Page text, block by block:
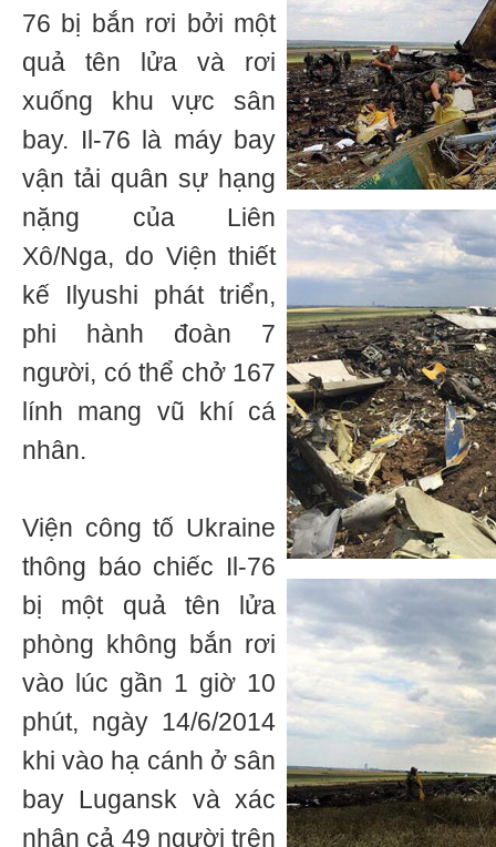
76 bị bắn rơi bởi một
quả tên lửa và rơi
xuống khu vực sân
bay. Il-76 là máy bay
vận tải quân sự hạng
nặng của Liên
Xô/Nga, do Viện thiết
kế Ilyushi phát triển,
phi hành đoàn 7
người, có thể chở 167
lính mang vũ khí cá
nhân.
Viện công tố Ukraine
thông báo chiếc Il-76
bị một quả tên lửa
phòng không bắn rơi
vào lúc gần 1 giờ 10
phút, ngày 14/6/2014
khi vào hạ cánh ở sân
bay Lugansk và xác
nhận cả 49 người trên